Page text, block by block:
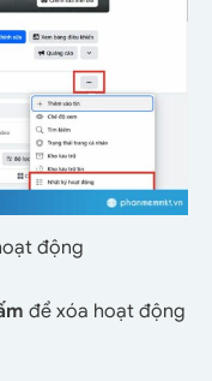
động
để xóa hoạt động